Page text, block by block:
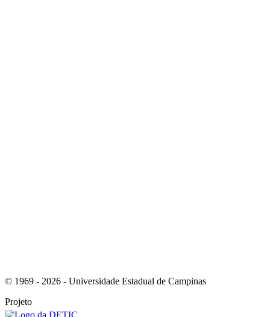
© 1969 - 2026 - Universidade Estadual de Campinas
Projeto